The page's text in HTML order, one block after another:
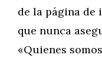
de la página de
que nunca
«Quienes